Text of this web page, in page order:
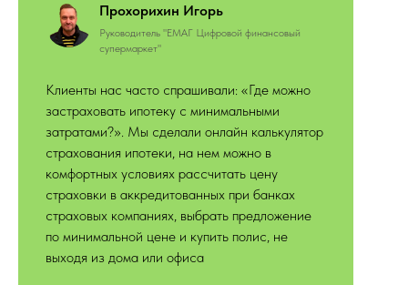
Прохорихин Игорь
Руководитель "ЕМАГ Цифровой финансовый
супермаркет"
Клиенты нас часто спрашивали: «Где можно
застраховать ипотеку с минимальными
затратами?». Мы сделали онлайн калькулятор
страхования ипотеки, на нем можно в
комфортных условиях рассчитать цену
страховки в аккредитованных при банках
страховых компаниях, выбрать предложение
по минимальной цене и купить полис, не
выходя из дома или офиса